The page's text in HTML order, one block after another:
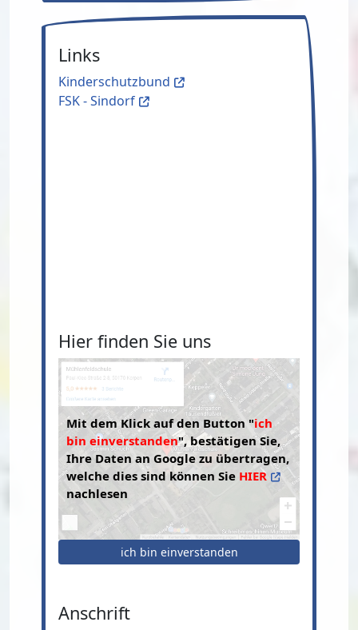
Links
Kinderschutzbund
FSK - Sindorf
Hier finden Sie uns
Mit dem Klick auf den Button "ich
bin einverstanden", bestätigen Sie,
Ihre Daten an Google zu übertragen,
welche dies sind können Sie HIER
nachlesen
ich bin einverstanden
Anschrift